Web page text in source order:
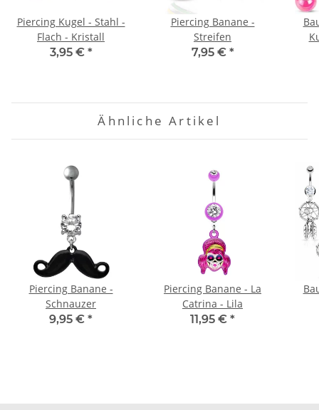
Piercing Kugel - Stahl -
Flach - Kristall
3,95 € *
Piercing Banane -
Streifen
7,95 € *
Ähnliche Artikel
Piercing Banane -
Schnauzer
9,95 € *
Piercing Banane - La
Catrina - Lila
11,95 € *